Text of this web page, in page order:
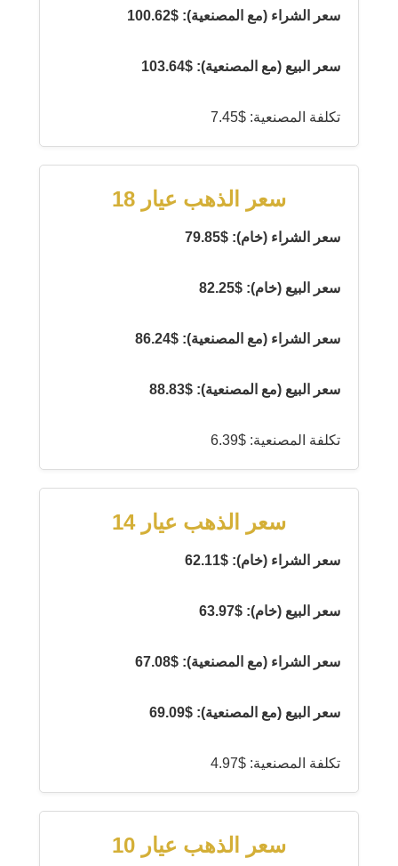
سعر الشراء (مع المصنعية): $100.62
سعر البيع (مع المصنعية): $103.64
تكلفة المصنعية: $7.45
سعر الذهب عيار 18
سعر الشراء (خام): $79.85
سعر البيع (خام): $82.25
سعر الشراء (مع المصنعية): $86.24
سعر البيع (مع المصنعية): $88.83
تكلفة المصنعية: $6.39
سعر الذهب عيار 14
سعر الشراء (خام): $62.11
سعر البيع (خام): $63.97
سعر الشراء (مع المصنعية): $67.08
سعر البيع (مع المصنعية): $69.09
تكلفة المصنعية: $4.97
سعر الذهب عيار 10